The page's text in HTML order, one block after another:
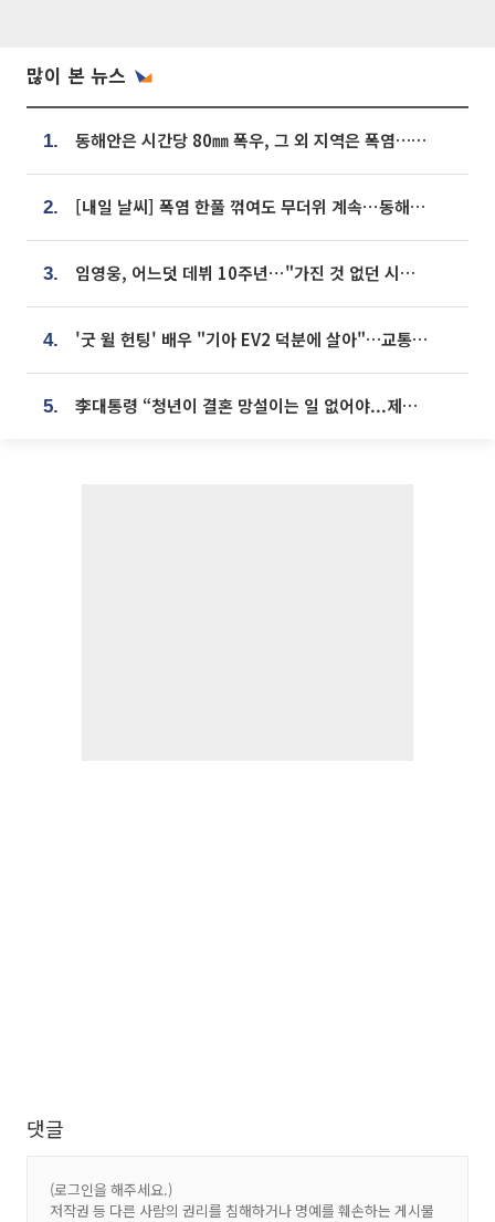
많이 본 뉴스
1. 동해안은 시간당 80㎜ 폭우, 그 외 지역은 폭염…‘극과 극 날씨’
2. [내일 날씨] 폭염 한풀 꺾여도 무더위 계속⋯동해안 이틀 연속 비
3. 임영웅, 어느덧 데뷔 10주년⋯"가진 것 없던 시절, 내 앞엔 20명의 팬뿐"
4. '굿 윌 헌팅' 배우 "기아 EV2 덕분에 살아"…교통사고 후 안전성 극찬
5. 李대통령 “청년이 결혼 망설이는 일 없어야...제도상 불이익 조사”
댓글